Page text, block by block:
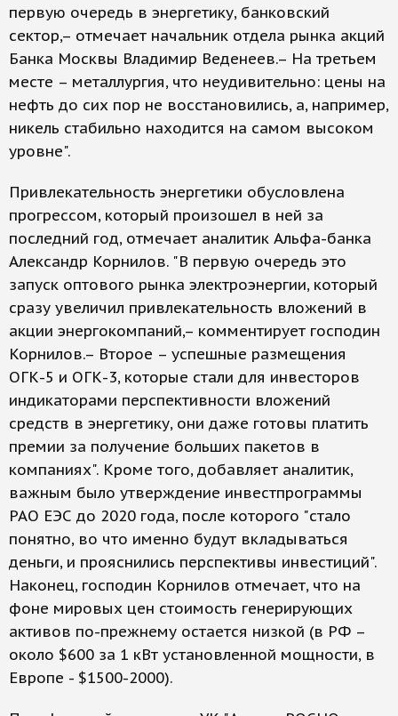
первую очередь в энергетику, банковский
сектор,– отмечает начальник отдела рынка акций
Банка Москвы Владимир Веденеев.– На третьем
месте – металлургия, что неудивительно: цены на
нефть до сих пор не восстановились, а, например,
никель стабильно находится на самом высоком
уровне".
Привлекательность энергетики обусловлена
прогрессом, который произошел в ней за
последний год, отмечает аналитик Альфа-банка
Александр Корнилов. "В первую очередь это
запуск оптового рынка электроэнергии, который
сразу увеличил привлекательность вложений в
акции энергокомпаний,– комментирует господин
Корнилов.– Второе – успешные размещения
ОГК-5 и ОГК-3, которые стали для инвесторов
индикаторами перспективности вложений
средств в энергетику, они даже готовы платить
премии за получение больших пакетов в
компаниях". Кроме того, добавляет аналитик,
важным было утверждение инвестпрограммы
РАО ЕЭС до 2020 года, после которого "стало
понятно, во что именно будут вкладываться
деньги, и прояснились перспективы инвестиций".
Наконец, господин Корнилов отмечает, что на
фоне мировых цен стоимость генерирующих
активов по-прежнему остается низкой (в РФ –
около $600 за 1 кВт установленной мощности, в
Европе - $1500-2000).